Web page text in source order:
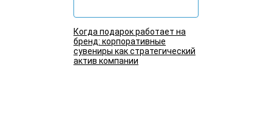
Когда подарок работает на
бренд: корпоративные
сувениры как стратегический
актив компании